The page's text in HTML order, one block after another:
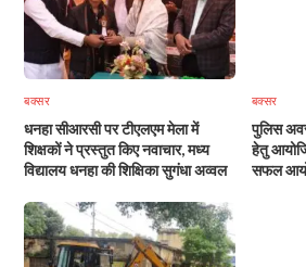
बक्सर
धनहा सीआरसी पर टीएलएम मेला में
शिक्षकों ने प्रस्तुत किए नवाचार, मध्य
विद्यालय धनहा की शिक्षिका सुगंधा अव्वल
बक्सर
पुलिस
हेतु
सफल